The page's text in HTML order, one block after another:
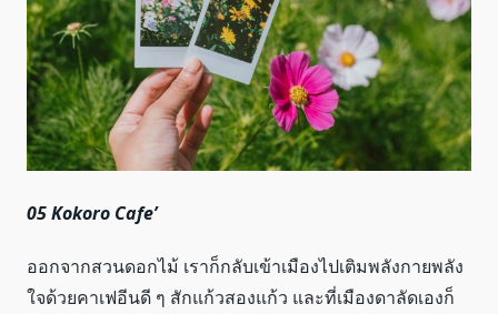
05 Kokoro Cafe’
ออกจากสวนดอกไม้ เราก็กลับเข้าเมืองไปเติมพลังกายพลัง
ใจด้วยคาเฟอีนดี ๆ สักแก้วสองแก้ว และที่เมืองดาลัดเองก็